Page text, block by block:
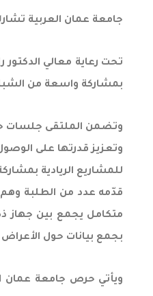
جامعة عمان العربية
تحت رعاية معالي الدكتور
بمشاركة واسعة من
وتضمن الملتقى جلسات
وتعزيز قدرتها على
للمشاريع الريادية
قدّمه عدد من الطلبة وهم:
متكامل يجمع بين جهاز
بجمع بيانات حول
ويأتي حرص جامعة عمان